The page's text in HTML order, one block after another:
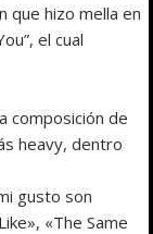
que hizo mella en
el cual
composición de
heavy, dentro
gusto son
«The Same